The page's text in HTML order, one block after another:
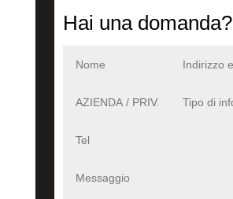
Hai una domanda?